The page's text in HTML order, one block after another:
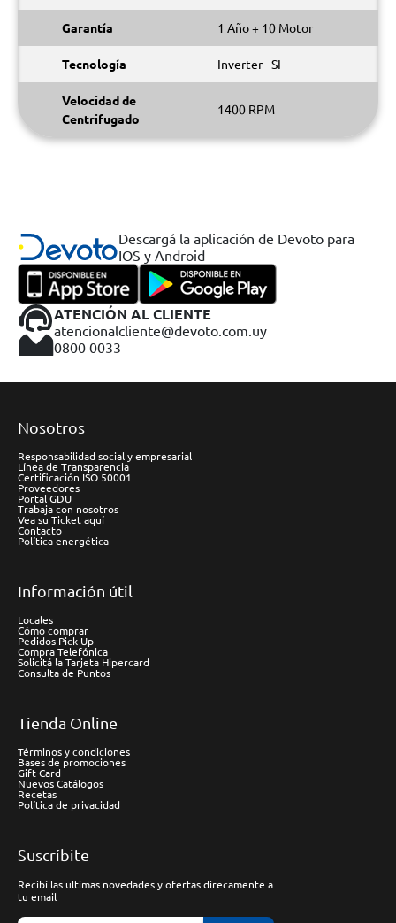
Garantía 1 Año + 10 Motor
Tecnología Inverter - SI
Velocidad de
Centrifugado
1400 RPM
Descargá la aplicación de Devoto para
IOS y Android
ATENCIÓN AL CLIENTE
atencionalcliente@devoto.com.uy
0800 0033
Nosotros
Responsabilidad social y empresarial
Línea de Transparencia
Certificación ISO 50001
Proveedores
Portal GDU
Trabaja con nosotros
Vea su Ticket aquí
Contacto
Política energética
Información útil
Locales
Cómo comprar
Pedidos Pick Up
Compra Telefónica
Solicitá la Tarjeta Hipercard
Consulta de Puntos
Tienda Online
Términos y condiciones
Bases de promociones
Gift Card
Nuevos Catálogos
Recetas
Política de privacidad
Suscríbite
Recibí las ultimas novedades y ofertas direcamente a
tu email